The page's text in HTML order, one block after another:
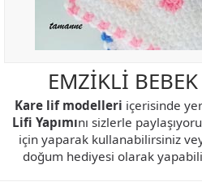
EMZİKLİ
Kare lif modelleri içerisinde
Lifi Yapımını sizlerle
için yaparak kullanabilirsiniz
doğum hediyesi olarak